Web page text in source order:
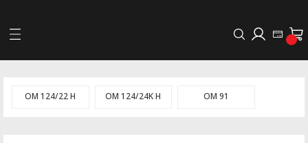
OM 124/22 H OM 124/24K H OM 91